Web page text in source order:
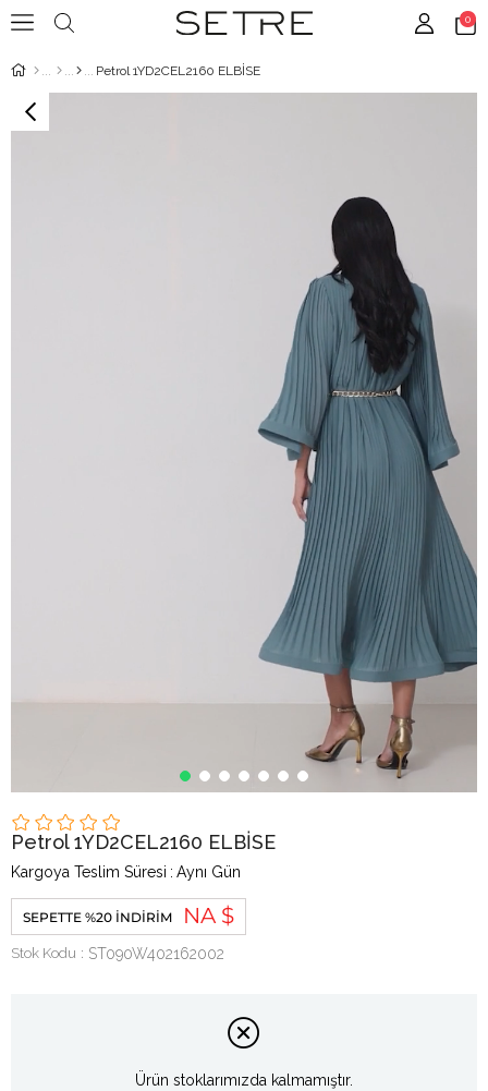
0
Petrol 1YD2CEL2160 ELBİSE
Petrol 1YD2CEL2160 ELBİSE
Kargoya Teslim Süresi : Aynı Gün
SEPETTE %20 İNDIRIM NA $
Stok Kodu ST090W402162002
Ürün stoklarımızda kalmamıştır.